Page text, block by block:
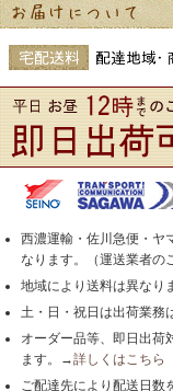
西濃運輸・佐川急便・ヤ
なります。（運送業者の
地域により送料は異なり
土・日・祝日は出荷業務
オーダー品等、即日出荷
ます。→詳しくはこちら
ご配達先により配送日数